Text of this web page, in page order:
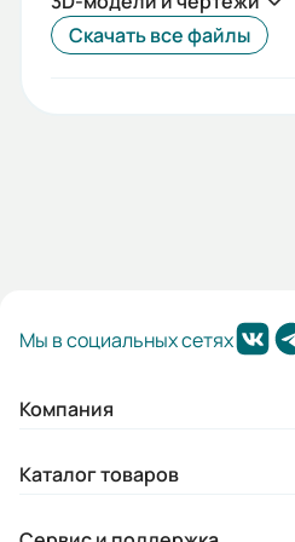
Габариты (ШхВхГ, м):
Скачать все файлы
Мы в социальных сетях
Компания
Каталог товаров